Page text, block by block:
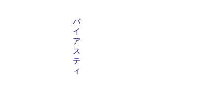
バ
イ
ア
ス
テ
ィ